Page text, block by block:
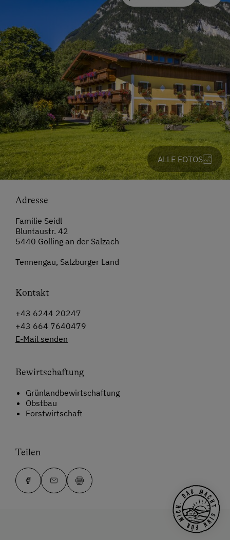
ALLE FOTOS
Adresse
Familie Seidl
Bluntaustr. 42
5440 Golling an der Salzach
Tennengau, Salzburger Land
Kontakt
+43 6244 20247
+43 664 7640479
E-Mail senden
Bewirtschaftung
Grünlandbewirtschaftung
Obstbau
Forstwirtschaft
Teilen